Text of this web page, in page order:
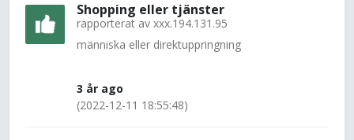
Shopping eller tjänster
rapporterat av xxx.194.131.95
människa eller direktuppringning
3 år ago
(2022-12-11 18:55:48)